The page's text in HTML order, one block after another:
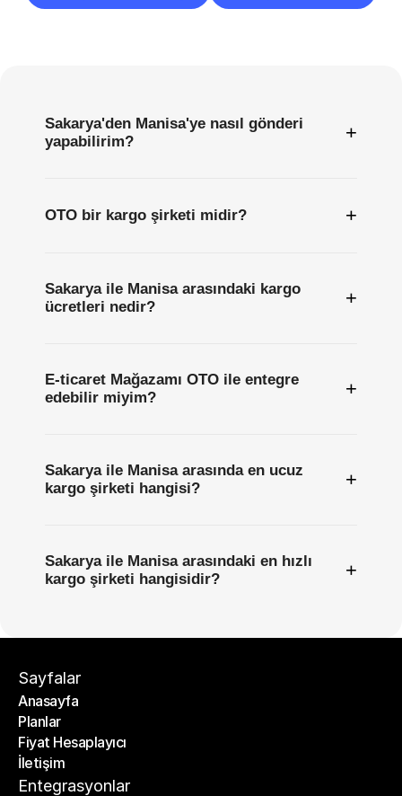
Sakarya'den Manisa'ye nasıl gönderi
yapabilirim?
+
OTO bir kargo şirketi midir? +
Sakarya ile Manisa arasındaki kargo
ücretleri nedir?
+
E-ticaret Mağazamı OTO ile entegre
edebilir miyim?
+
Sakarya ile Manisa arasında en ucuz
kargo şirketi hangisi?
+
Sakarya ile Manisa arasındaki en hızlı
kargo şirketi hangisidir?
+
Sayfalar
Anasayfa
Anasayfa
Planlar
Planlar
Fiyat Hesaplayıcı
Fiyat Hesaplayıcı
İletişim
İletişim
Entegrasyonlar